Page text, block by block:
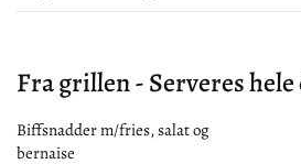
Fra grillen - Serveres hele
Biffsnadder m/fries, salat og
bernaise